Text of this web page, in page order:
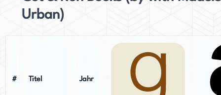
Urban)
# Titel Jahr